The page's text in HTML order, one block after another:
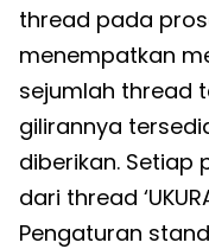
thread pada
menempatkan
sejumlah thread
gilirannya
diberikan. Setiap
dari thread
Pengaturan